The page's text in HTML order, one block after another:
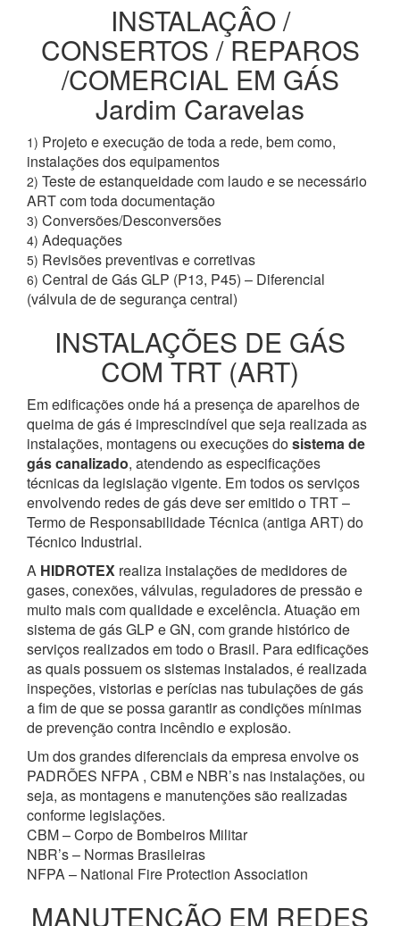
INSTALAÇÂO /
CONSERTOS / REPAROS
/COMERCIAL EM GÁS
Jardim Caravelas
1) Projeto e execução de toda a rede, bem como,
instalações dos equipamentos
2) Teste de estanqueidade com laudo e se necessário
ART com toda documentação
3) Conversões/Desconversões
4) Adequações
5) Revisões preventivas e corretivas
6) Central de Gás GLP (P13, P45) – Diferencial
(válvula de de segurança central)
INSTALAÇÕES DE GÁS
COM TRT (ART)
Em edificações onde há a presença de aparelhos de
queima de gás é imprescindível que seja realizada as
instalações, montagens ou execuções dosistema de
gás canalizado, atendendo as especificações
técnicas da legislação vigente. Em todos os serviços
envolvendo redes de gás deve ser emitido o TRT –
Termo de Responsabilidade Técnica (antiga ART) do
Técnico Industrial.
A HIDROTEX realiza instalações de medidores de
gases, conexões, válvulas, reguladores de pressão e
muito mais com qualidade e excelência. Atuação em
sistema de gás GLP e GN, com grande histórico de
serviços realizados em todo o Brasil. Para edificações
as quais possuem os sistemas instalados, é realizada
inspeções, vistorias e perícias nas tubulações de gás
a fim de que se possa garantir as condições mínimas
de prevenção contra incêndio e explosão.
Um dos grandes diferenciais da empresa envolve os
PADRÕES NFPA , CBM e NBR’s nas instalações, ou
seja, as montagens e manutenções são realizadas
conforme legislações.
CBM – Corpo de Bombeiros Militar
NBR’s – Normas Brasileiras
NFPA – National Fire Protection Association
MANUTENÇÃO EM REDES